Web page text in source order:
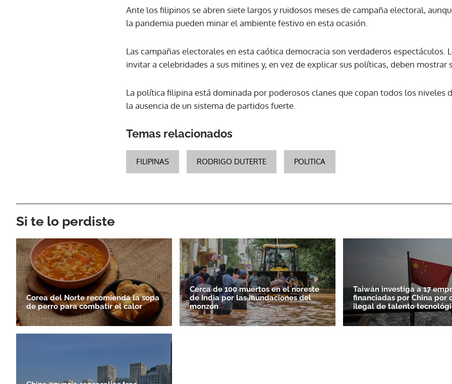
Ante los filipinos se abren siete largos y ruidosos meses de campaña electoral,
la pandemia pueden minar el ambiente festivo en esta ocasión.
Las campañas electorales en esta caótica democracia son verdaderos espectáculos.
invitar a celebridades a sus mitines y, en vez de explicar sus políticas, deben mostrar
La política filipina está dominada por poderosos clanes que copan todos los niveles
la ausencia de un sistema de partidos fuerte.
Temas relacionados
FILIPINAS RODRIGO DUTERTE POLITICA
Si te lo perdiste
Corea del Norte recomienda la sopa
de perro para combatir el calor
Cerca de 100 muertos en el noreste
de India por las inundaciones del
monzón
Taiwán investiga a 17
financiadas por China por
ilegal de talento